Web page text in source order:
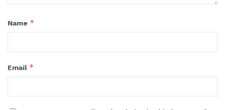
Name *
Email *